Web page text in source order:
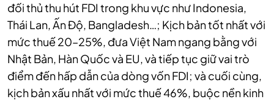
đối thủ thu hút FDI trong khu vực như Indonesia,
Thái Lan, Ấn Độ, Bangladesh…; Kịch bản tốt nhất với
mức thuế 20–25%, đưa Việt Nam ngang bằng với
Nhật Bản, Hàn Quốc và EU, và tiếp tục giữ vai trò
điểm đến hấp dẫn của dòng vốn FDI; và cuối cùng,
kịch bản xấu nhất với mức thuế 46%, buộc nền kinh